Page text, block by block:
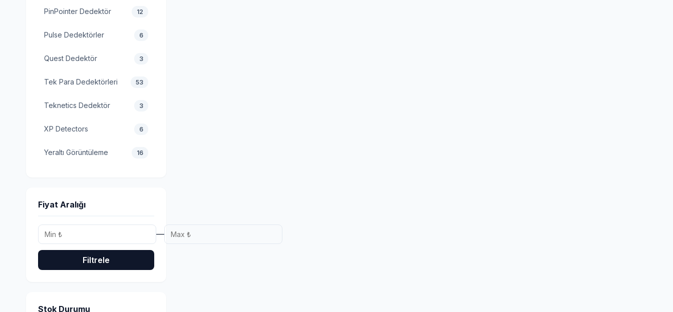
PinPointer Dedektör 12
Pulse Dedektörler 6
Quest Dedektör 3
Tek Para Dedektörleri 53
Teknetics Dedektör 3
XP Detectors 6
Yeraltı Görüntüleme 16
Fiyat Aralığı
—
Filtrele
Stok Durumu